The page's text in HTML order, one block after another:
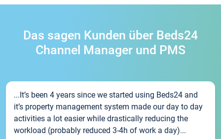
Das sagen Kunden über Beds24
Channel Manager und PMS
...It’s been 4 years since we started using Beds24 and
it’s property management system made our day to day
activities a lot easier while drastically reducing the
workload (probably reduced 3-4h of work a day)...